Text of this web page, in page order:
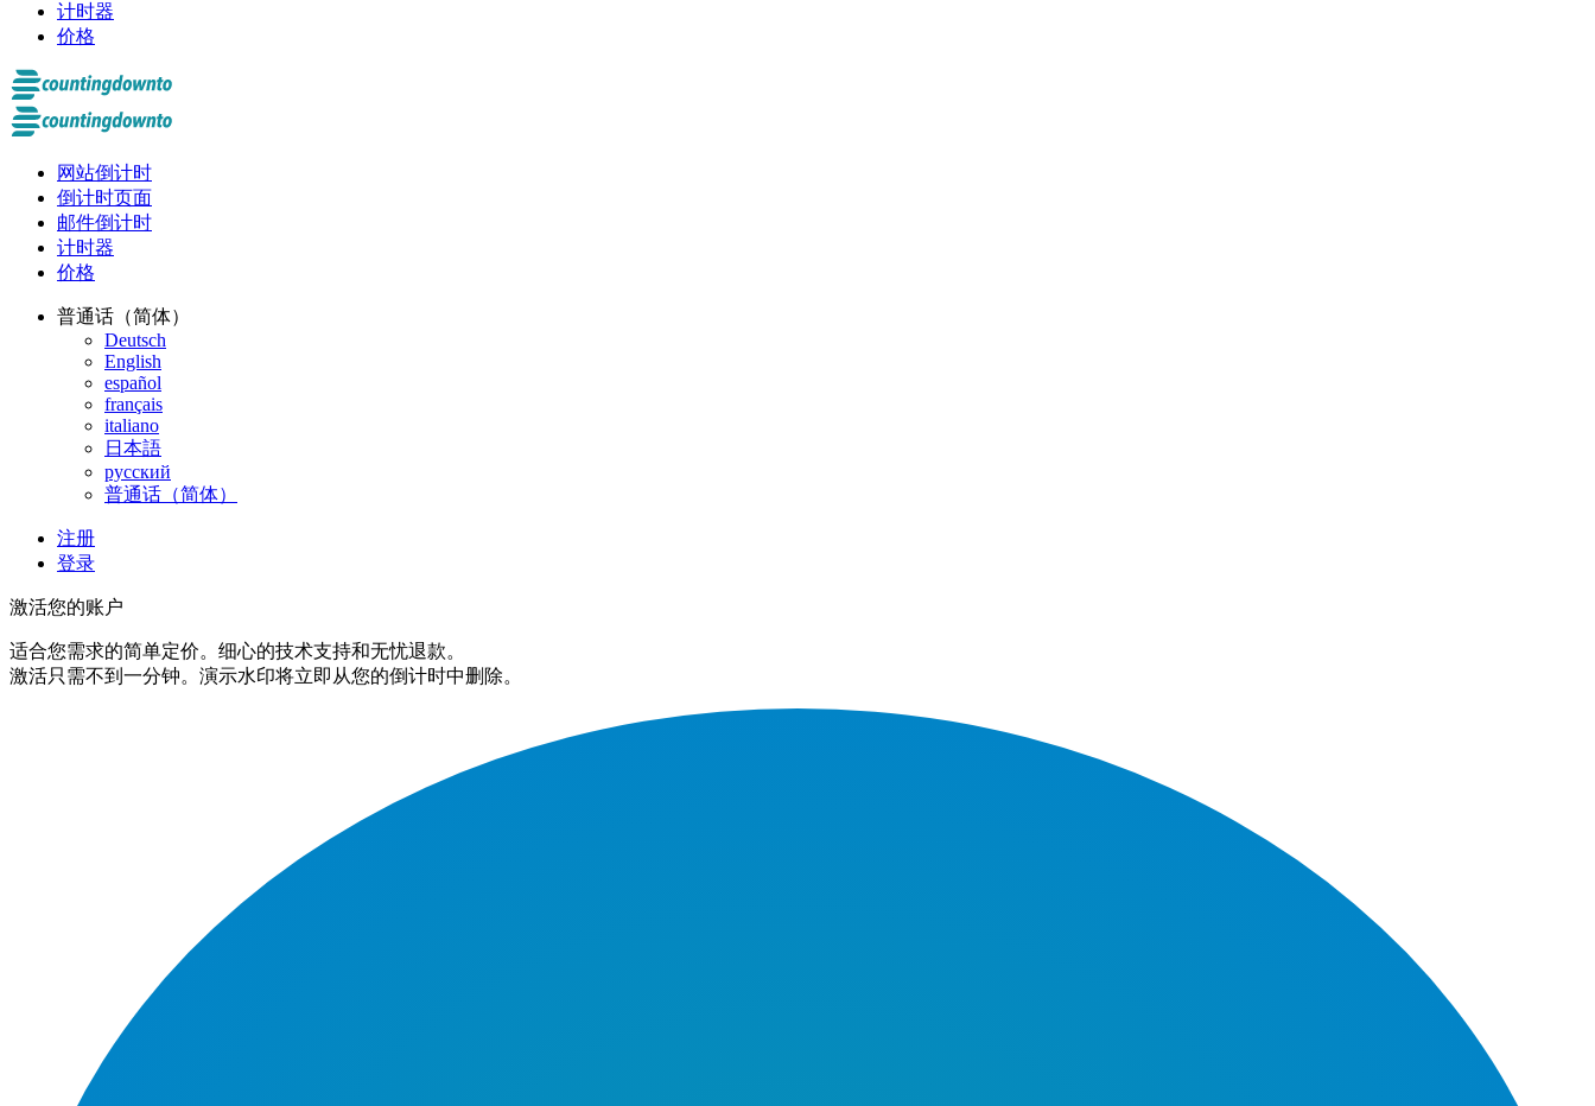
计时器
价格
网站倒计时
倒计时页面
邮件倒计时
计时器
价格
普通话（简体）
Deutsch
English
español
français
italiano
日本語
русский
普通话（简体）
注册
登录
激活您的账户
适合您需求的简单定价。细心的技术支持和无忧退款。
激活只需不到一分钟。演示水印将立即从您的倒计时中删除。